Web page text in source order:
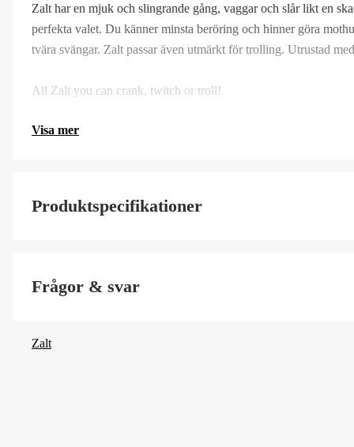
Zalt har en mjuk och slingrande gång, vaggar och slår likt en
perfekta valet. Du känner minsta beröring och hinner göra
tvära svängar. Zalt passar även utmärkt för trolling. Utrustad
All Zalt you can crank, twitch or troll!
Visa mer
Produktspecifikationer
Fiskart
Frågor & svar
Zalt